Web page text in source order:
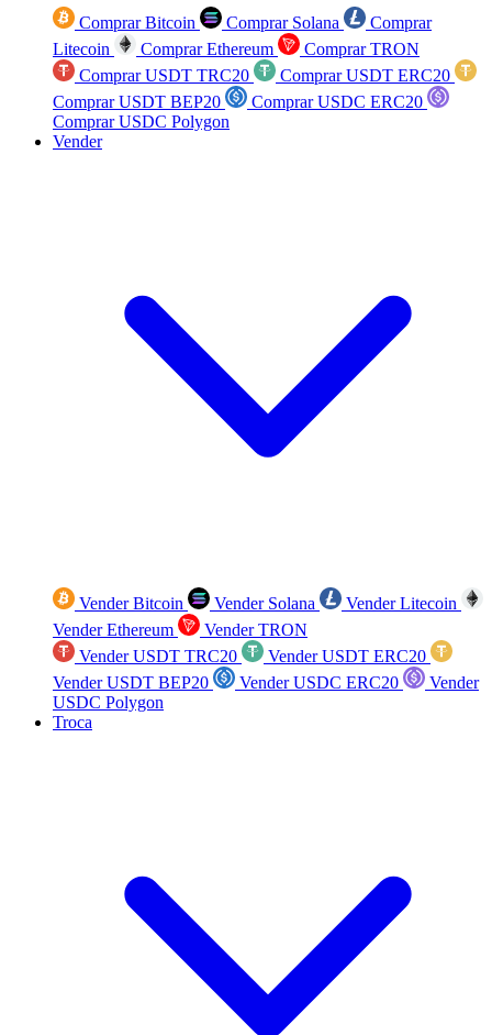
Comprar Bitcoin Comprar Solana
Comprar
Litecoin
Comprar Ethereum
Comprar TRON
Comprar USDT TRC20
Comprar USDT ERC20
Comprar USDT BEP20
Comprar USDC ERC20
Comprar USDC Polygon
Vender
Vender Bitcoin Vender Solana
Vender Litecoin
Vender Ethereum
Vender TRON
Vender USDT TRC20
Vender USDT ERC20
Vender USDT BEP20
Vender USDC ERC20
Vender
USDC Polygon
Troca